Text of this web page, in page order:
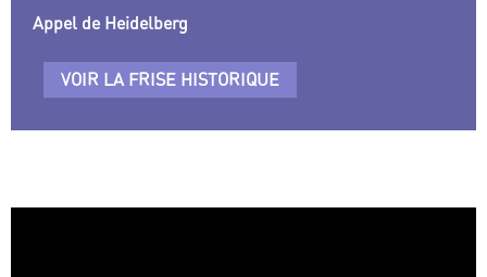
Appel de Heidelberg
VOIR LA FRISE HISTORIQUE